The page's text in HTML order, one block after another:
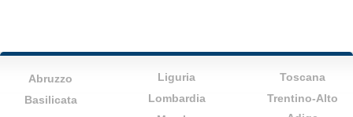
Abruzzo
Basilicata
Liguria
Lombardia
Toscana
Trentino-Alto